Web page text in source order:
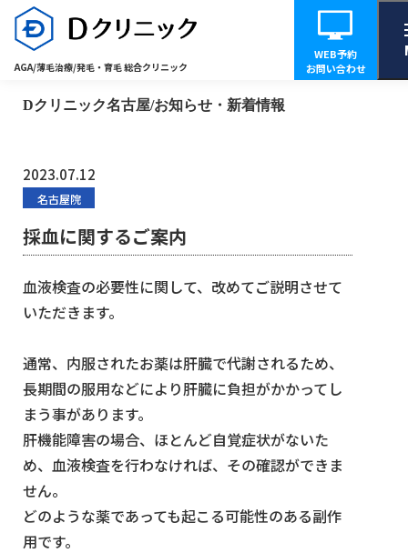
AGA/薄毛治療/発毛・育毛 総合クリニック
WEB予約
お問い合わせ
NEWS
Dクリニック名古屋/お知らせ・新着情報
2023.07.12
名古屋院
採血に関するご案内
血液検査の必要性に関して、改めてご説明させて
いただきます。
通常、内服されたお薬は肝臓で代謝されるため、
長期間の服用などにより肝臓に負担がかかってし
まう事があります。
肝機能障害の場合、ほとんど自覚症状がないた
め、血液検査を行わなければ、その確認ができま
せん。
どのような薬であっても起こる可能性のある副作
用です。